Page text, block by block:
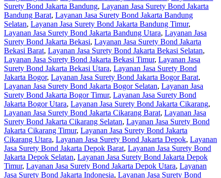
Surety Bond Jakarta Bandung, Layanan Jasa Surety Bond Jakarta
Bandung Barat, Layanan Jasa Surety Bond Jakarta Bandung
Selatan, Layanan Jasa Surety Bond Jakarta Bandung Timur,
Layanan Jasa Surety Bond Jakarta Bandung Utara, Layanan Jasa
Surety Bond Jakarta Bekasi, Layanan Jasa Surety Bond Jakarta
Bekasi Barat, Layanan Jasa Surety Bond Jakarta Bekasi Selatan,
Layanan Jasa Surety Bond Jakarta Bekasi Timur, Layanan Jasa
Surety Bond Jakarta Bekasi Utara, Layanan Jasa Surety Bond
Jakarta Bogor, Layanan Jasa Surety Bond Jakarta Bogor Barat,
Layanan Jasa Surety Bond Jakarta Bogor Selatan, Layanan Jasa
Surety Bond Jakarta Bogor Timur, Layanan Jasa Surety Bond
Jakarta Bogor Utara, Layanan Jasa Surety Bond Jakarta Cikarang,
Layanan Jasa Surety Bond Jakarta Cikarang Barat, Layanan Jasa
Surety Bond Jakarta Cikarang Selatan, Layanan Jasa Surety Bond
Jakarta Cikarang Timur, Layanan Jasa Surety Bond Jakarta
Cikarang Utara, Layanan Jasa Surety Bond Jakarta Depok, Layanan
Jasa Surety Bond Jakarta Depok Barat, Layanan Jasa Surety Bond
Jakarta Depok Selatan, Layanan Jasa Surety Bond Jakarta Depok
Timur, Layanan Jasa Surety Bond Jakarta Depok Utara, Layanan
Jasa Surety Bond Jakarta Indonesia, Layanan Jasa Surety Bond